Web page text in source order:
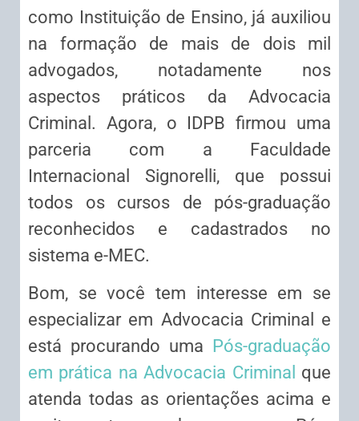
como Instituição de Ensino, já auxiliou
na formação de mais de dois mil
advogados, notadamente nos
aspectos práticos da Advocacia
Criminal. Agora, o IDPB firmou uma
parceria com a Faculdade
Internacional Signorelli, que possui
todos os cursos de pós-graduação
reconhecidos e cadastrados no
sistema e-MEC.
Bom, se você tem interesse em se
especializar em Advocacia Criminal e
está procurando uma Pós-graduação
em prática na Advocacia Criminal que
atenda todas as orientações acima e